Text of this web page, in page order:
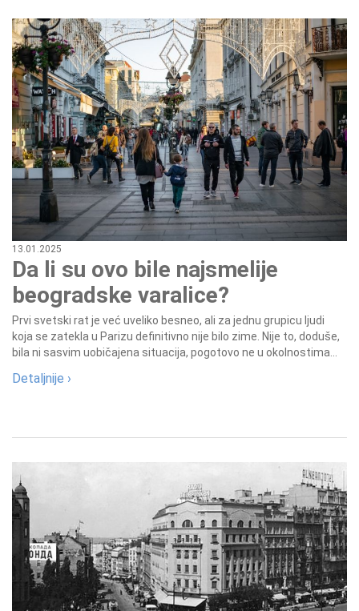
13.01.2025
Da li su ovo bile najsmelije
beogradske varalice?
Prvi svetski rat je već uveliko besneo, ali za jednu grupicu ljudi
koja se zatekla u Parizu definitivno nije bilo zime. Nije to, doduše,
bila ni sasvim uobičajena situacija, pogotovo ne u okolnostima...
Detaljnije ›